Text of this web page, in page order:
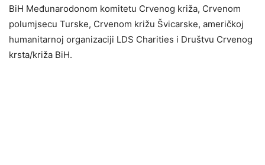
BiH Međunarodonom komitetu Crvenog križa, Crvenom
polumjsecu Turske, Crvenom križu Švicarske, američkoj
humanitarnoj organizaciji LDS Charities i Društvu Crvenog
krsta/križa BiH.